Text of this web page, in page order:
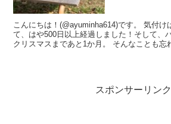
こんにちは！(@ayuminha614)です。 気付け
て、はや500日以上経過しました！そして、
クリスマスまであと1か月。 そんなことも忘
スポンサーリンク